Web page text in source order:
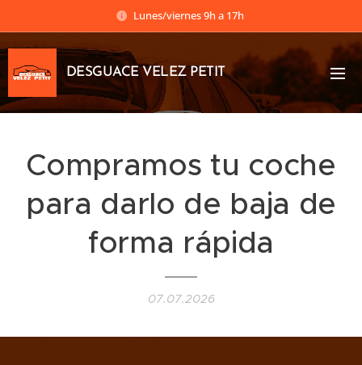
Lunes/viernes 9h a 17h
DESGUACE VELEZ PETIT
Compramos tu coche
para darlo de baja de
forma rápida
07.07.2026